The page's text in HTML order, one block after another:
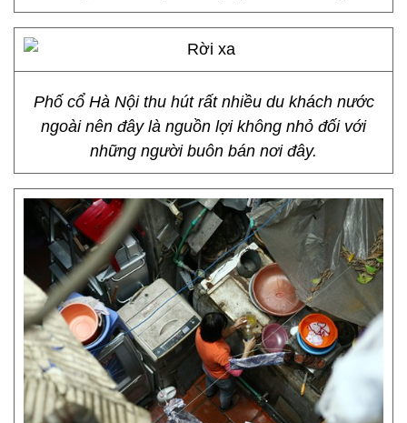
Phố cổ Hà Nội thu hút rất nhiều du khách nước
ngoài nên đây là nguồn lợi không nhỏ đối với
những người buôn bán nơi đây.